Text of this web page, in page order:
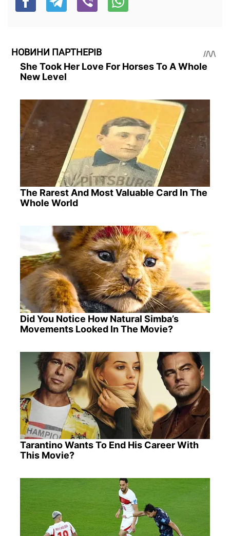
НОВИНИ ПАРТНЕРІВ
She Took Her Love For Horses To A Whole
New Level
The Rarest And Most Valuable Card In The
Whole World
Did You Notice How Natural Simba’s
Movements Looked In The Movie?
Tarantino Wants To End His Career With
This Movie?